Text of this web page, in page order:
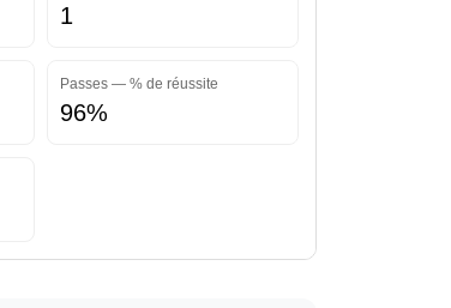
1
Passes — % de réussite
96%